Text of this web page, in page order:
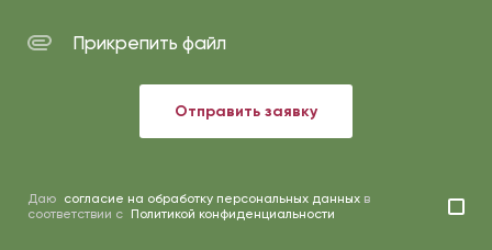
Прикрепить файл
Отправить заявку
Даю согласие на обработку персональных данных в
соответствии с Политикой конфиденциальности